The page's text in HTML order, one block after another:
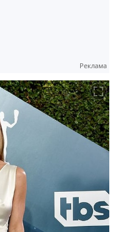
Реклама